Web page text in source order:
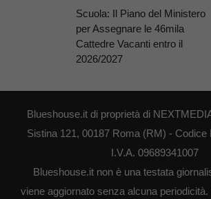
Scuola: Il Piano del Ministero
per Assegnare le 46mila
Cattedre Vacanti entro il
2026/2027
Blueshouse.it di proprietà di
Sistina 121, 00187 Roma (RM) - Codice
I.V.A. 09689341007
Blueshouse.it non è una testata
viene aggiornato senza alcuna